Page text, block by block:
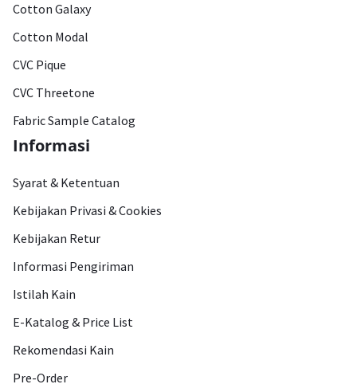
Cotton Galaxy
Cotton Modal
CVC Pique
CVC Threetone
Fabric Sample Catalog
Informasi
Syarat & Ketentuan
Kebijakan Privasi & Cookies
Kebijakan Retur
Informasi Pengiriman
Istilah Kain
E-Katalog & Price List
Rekomendasi Kain
Pre-Order